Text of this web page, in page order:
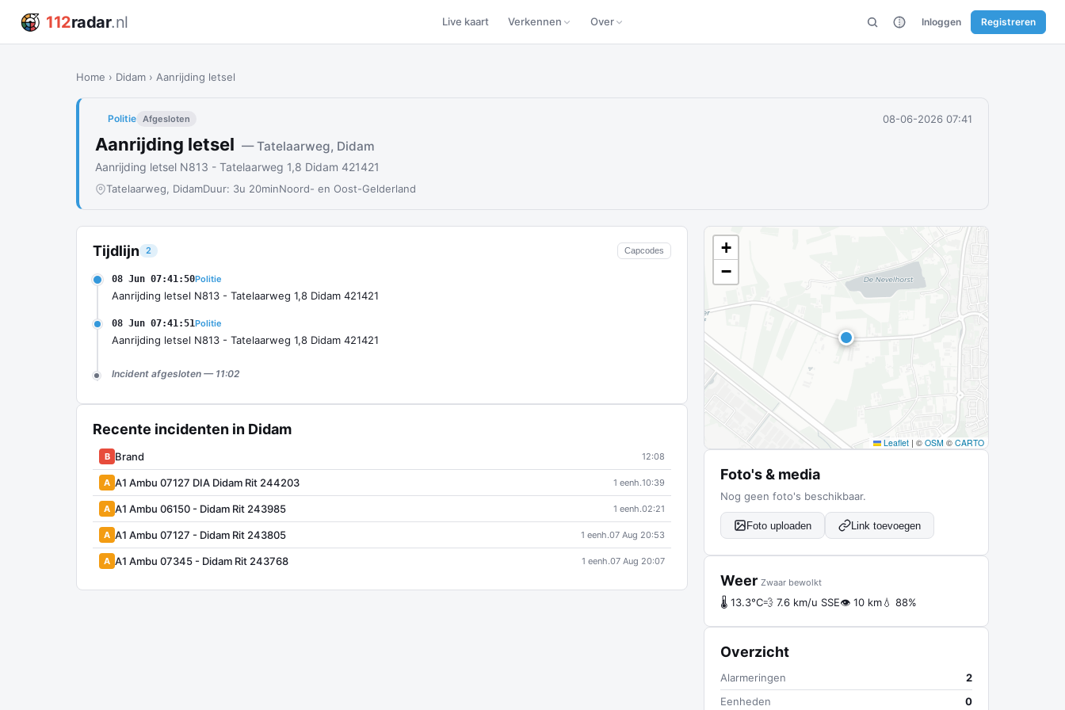
112radar.nl Live kaart Verkennen Over Inloggen Registreren
Home › Didam › Aanrijding letsel
Politie Afgesloten 08-06-2026 07:41
Aanrijding letsel — Tatelaarweg, Didam
Aanrijding letsel N813 - Tatelaarweg 1,8 Didam 421421
Tatelaarweg, DidamDuur: 3u 20minNoord- en Oost-Gelderland
Tijdlijn 2 Capcodes
08 Jun 07:41:50Politie
Aanrijding letsel N813 - Tatelaarweg 1,8 Didam 421421
08 Jun 07:41:51Politie
Aanrijding letsel N813 - Tatelaarweg 1,8 Didam 421421
Incident afgesloten — 11:02
Recente incidenten in Didam
B Brand 12:08
A A1 Ambu 07127 DIA Didam Rit 244203 1 eenh.10:39
A A1 Ambu 06150 - Didam Rit 243985 1 eenh.02:21
A A1 Ambu 07127 - Didam Rit 243805 1 eenh.07 Aug 20:53
A A1 Ambu 07345 - Didam Rit 243768 1 eenh.07 Aug 20:07
+
−
Leaflet | © OSM © CARTO
Foto's & media
Nog geen foto's beschikbaar.
Foto uploaden Link toevoegen
Weer Zwaar bewolkt
🌡 13.3°C💨 7.6 km/u SSE👁 10 km💧 88%
Overzicht
Alarmeringen
2
Eenheden
0